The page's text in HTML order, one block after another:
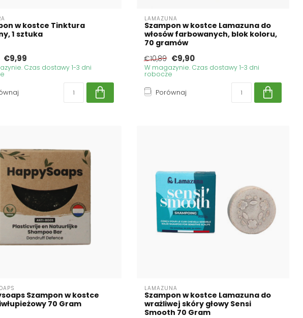
w kostce Tinktura
1 sztuka
€9,99
Czas dostawy 1-3 dni
LAMAZUNA
Szampon w kostce Lamazuna do
włosów farbowanych, blok koloru,
70 gramów
€10,89 €9,90
W magazynie. Czas dostawy 1-3 dni
robocze
Porównaj
Szampon w kostce
70 Gram
LAMAZUNA
Szampon w kostce Lamazuna do
wrażliwej skóry głowy Sensi
Smooth 70 Gram